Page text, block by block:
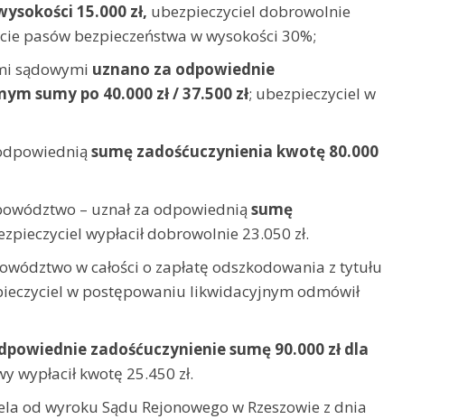
15.000 zł, ubezpieczyciel dobrowolnie
pasów bezpieczeństwa w wysokości 30%;
sądowymi uznano za odpowiednie
sumy po 40.000 zł / 37.500 zł; ubezpieczyciel w
sumę zadośćuczynienia kwotę 80.000
– uznał za odpowiednią sumę
wypłacił dobrowolnie 23.050 zł.
w całości o zapłatę odszkodowania z tytułu
w postępowaniu likwidacyjnym odmówił
zadośćuczynienie sumę 90.000 zł dla
kwotę 25.450 zł.
od wyroku Sądu Rejonowego w Rzeszowie z dnia